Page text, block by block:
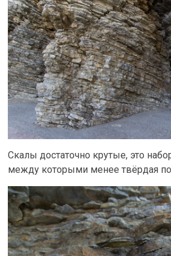
Скалы достаточно крутые, это
между которыми менее твёрдая